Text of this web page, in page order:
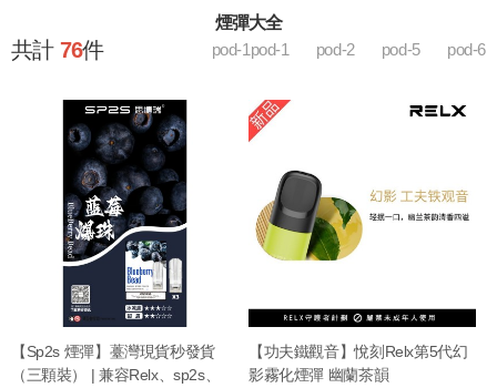
煙彈大全
共計 76件 pod-1pod-1 pod-2 pod-5 pod-6
【Sp2s 煙彈】薹灣現貨秒發貨
（三顆裝） | 兼容Relx、sp2s、
【功夫鐵觀音】悅刻Relx第5代幻
影霧化煙彈 幽蘭茶韻